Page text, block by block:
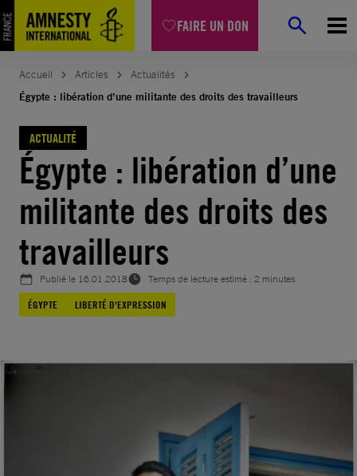
FAIRE UN DON
Aller
au
contenu
Accueil Articles
Actualités
Égypte : libération d’une militante des droits des travailleurs
ACTUALITÉ
Égypte : libération d’une
militante des droits des
travailleurs
Publié le 16.01.2018
Temps de lecture estimé : 2 minutes
ÉGYPTE
LIBERTÉ D'EXPRESSION